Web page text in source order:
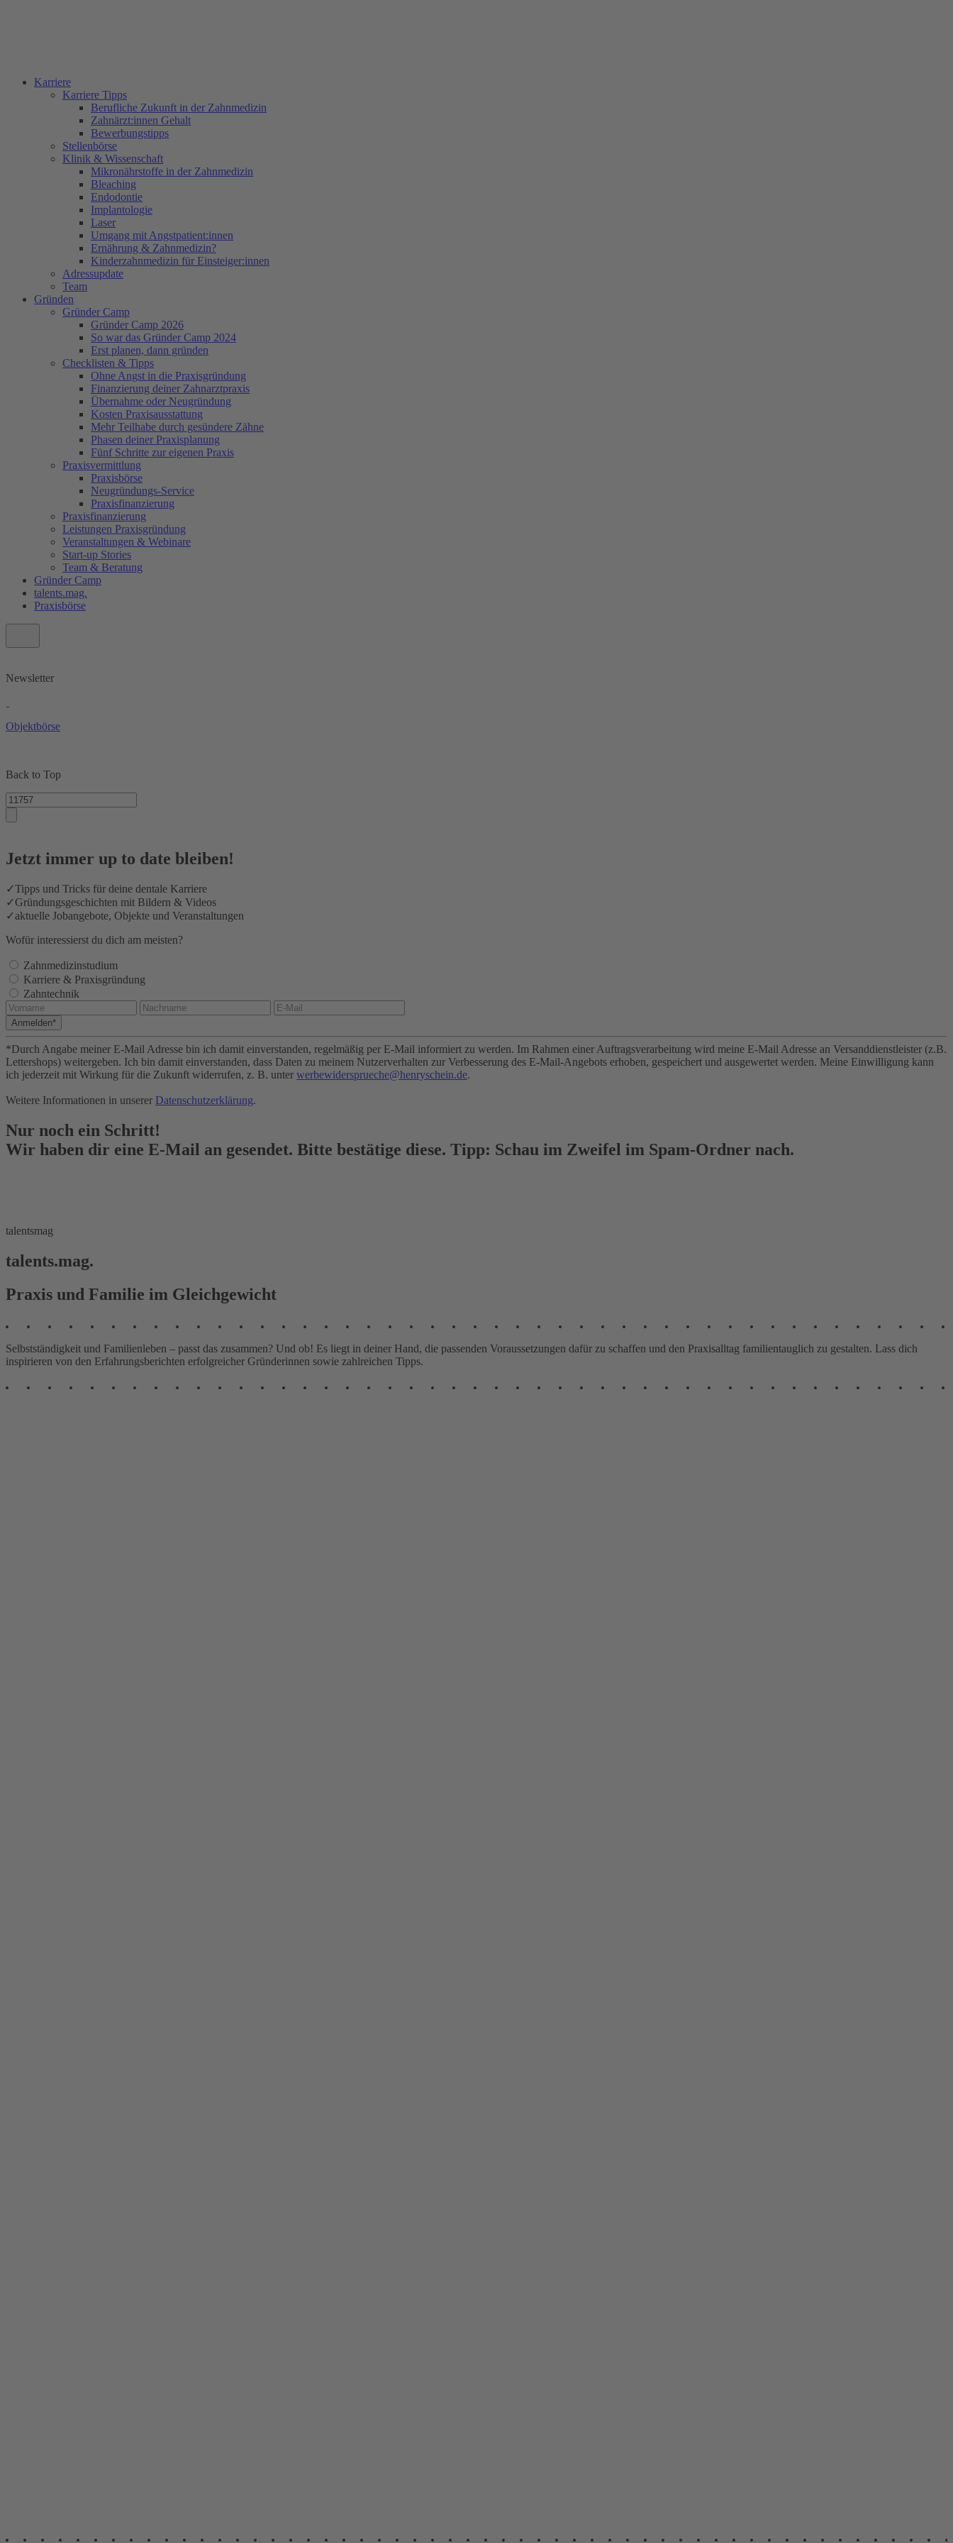
Karriere
Karriere Tipps
Berufliche Zukunft in der Zahnmedizin
Zahnärzt:innen Gehalt
Bewerbungstipps
Stellenbörse
Klinik & Wissenschaft
Mikronährstoffe in der Zahnmedizin
Bleaching
Endodontie
Implantologie
Laser
Umgang mit Angstpatient:innen
Ernährung & Zahnmedizin?
Kinderzahnmedizin für Einsteiger:innen
Adressupdate
Team
Gründen
Gründer Camp
Gründer Camp 2026
So war das Gründer Camp 2024
Erst planen, dann gründen
Checklisten & Tipps
Ohne Angst in die Praxisgründung
Finanzierung deiner Zahnarztpraxis
Übernahme oder Neugründung
Kosten Praxisausstattung
Mehr Teilhabe durch gesündere Zähne
Phasen deiner Praxisplanung
Fünf Schritte zur eigenen Praxis
Praxisvermittlung
Praxisbörse
Neugründungs-Service
Praxisfinanzierung
Praxisfinanzierung
Leistungen Praxisgründung
Veranstaltungen & Webinare
Start-up Stories
Team & Beratung
Gründer Camp
talents.mag.
Praxisbörse
Newsletter
Objektbörse
Back to Top
Jetzt immer up to date bleiben!
✓Tipps und Tricks für deine dentale Karriere
✓Gründungsgeschichten mit Bildern & Videos
✓aktuelle Jobangebote, Objekte und Veranstaltungen
Wofür interessierst du dich am meisten?
Zahnmedizinstudium
Karriere & Praxisgründung
Zahntechnik
Anmelden*
*Durch Angabe meiner E-Mail Adresse bin ich damit einverstanden, regelmäßig per E-Mail informiert zu werden. Im Rahmen einer Auftragsverarbeitung wird meine E-Mail Adresse an Versanddienstleister (z.B.
Lettershops) weitergeben. Ich bin damit einverstanden, dass Daten zu meinem Nutzerverhalten zur Verbesserung des E-Mail-Angebots erhoben, gespeichert und ausgewertet werden. Meine Einwilligung kann
ich jederzeit mit Wirkung für die Zukunft widerrufen, z. B. unter werbewidersprueche@henryschein.de.
Weitere Informationen in unserer Datenschutzerklärung.
Nur noch ein Schritt!
Wir haben dir eine E-Mail an gesendet. Bitte bestätige diese. Tipp: Schau im Zweifel im Spam-Ordner nach.
talentsmag
talents.mag.
Praxis und Familie im Gleichgewicht
Selbstständigkeit und Familienleben – passt das zusammen? Und ob! Es liegt in deiner Hand, die passenden Voraussetzungen dafür zu schaffen und den Praxisalltag familientauglich zu gestalten. Lass dich
inspirieren von den Erfahrungsberichten erfolgreicher Gründerinnen sowie zahlreichen Tipps.